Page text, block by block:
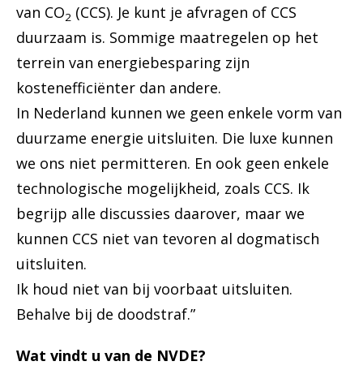
van CO2 (CCS). Je kunt je afvragen of CCS
duurzaam is. Sommige maatregelen op het
terrein van energiebesparing zijn
kostenefficiënter dan andere.
In Nederland kunnen we geen enkele vorm van
duurzame energie uitsluiten. Die luxe kunnen
we ons niet permitteren. En ook geen enkele
technologische mogelijkheid, zoals CCS. Ik
begrijp alle discussies daarover, maar we
kunnen CCS niet van tevoren al dogmatisch
uitsluiten.
Ik houd niet van bij voorbaat uitsluiten.
Behalve bij de doodstraf.”
Wat vindt u van de NVDE?